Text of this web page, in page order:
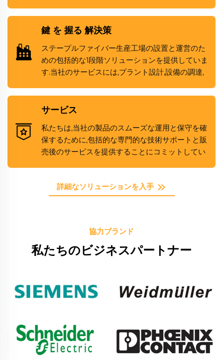
鍵 を 握る 解決策
ステープルファイバー生産工場の設置と運営のた
めの包括的な1段階ソリューションを提供していま
す.当社のサービスには,プラント設計,設備の調達,
含まれます.業界における専門知識により,効率的
で高品質なファイバー生産を達成するためにプラ
れることを保証します.初期
サービス
私たちは,当社の製品のスムーズな運用と保守を確
保するために,包括的な専門的な技術サポートと販
売後のサービスを提供することにコミットしてい
しており,販売後のサービススタッフは,発生する
詳細なソリューションを入手
協力ブランド
私たちのビジネスパートナー